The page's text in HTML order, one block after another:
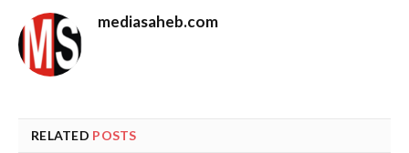
mediasaheb.com
RELATED POSTS